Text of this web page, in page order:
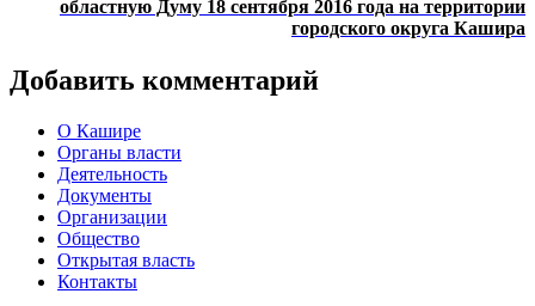
областную Думу 18 сентября 2016 года на территории
городского округа Кашира
Добавить комментарий
О Кашире
Органы власти
Деятельность
Документы
Организации
Общество
Открытая власть
Контакты